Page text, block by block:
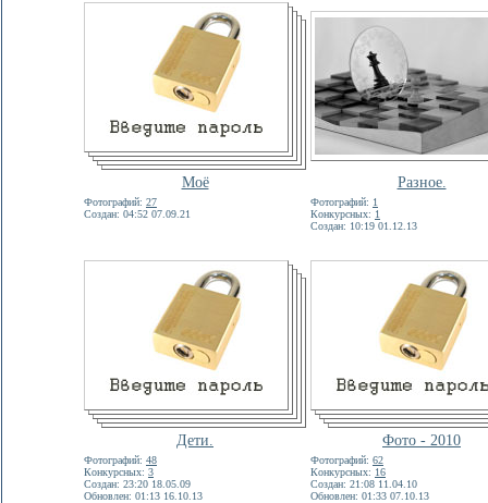
Моё Разное.
Фотографий: 27
Создан: 04:52 07.09.21
Фотографий: 1
Конкурсных: 1
Создан: 10:19 01.12.13
Дети. Фото - 2010
Фотографий: 48
Конкурсных: 3
Создан: 23:20 18.05.09
Обновлен: 01:13 16.10.13
Фотографий: 62
Конкурсных: 16
Создан: 21:08 11.04.10
Обновлен: 01:33 07.10.13